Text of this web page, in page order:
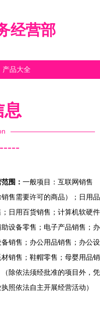
经营部
产品大全
息
围： 一般项目：互联网销售
销售需要许可的商品）；日用品
；日用百货销售；计算机软硬件
助设备零售；电子产品销售；办
备销售；办公用品销售；办公设
材销售；鞋帽零售；母婴用品销
（除依法须经批准的项目外，凭
照依法自主开展经营活动）